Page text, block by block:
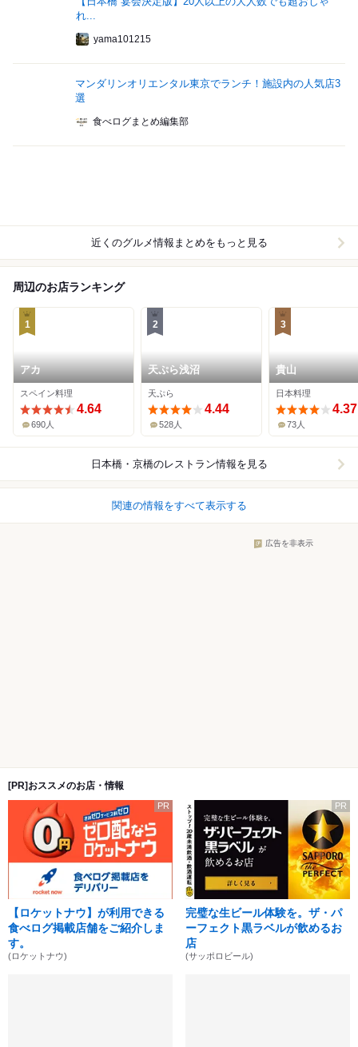
れ...
yama101215
マンダリンオリエンタル東京でランチ！施設内の人気店3
選
食べログまとめ編集部
近くのグルメ情報まとめをもっと見る
周辺のお店ランキング
1
アカ
スペイン料理
4.64
690人
2
天ぷら浅沼
天ぷら
4.44
528人
3
貴山
日本料理
4.37
73人
日本橋・京橋のレストラン情報を見る
関連の情報をすべて表示する
広告を非表示
[PR]おススメのお店・情報
PR
【ロケットナウ】が利用できる
食べログ掲載店舗をご紹介しま
す。
(ロケットナウ)
PR
完璧な生ビール体験を。ザ・パ
ーフェクト黒ラベルが飲めるお
店
(サッポロビール)